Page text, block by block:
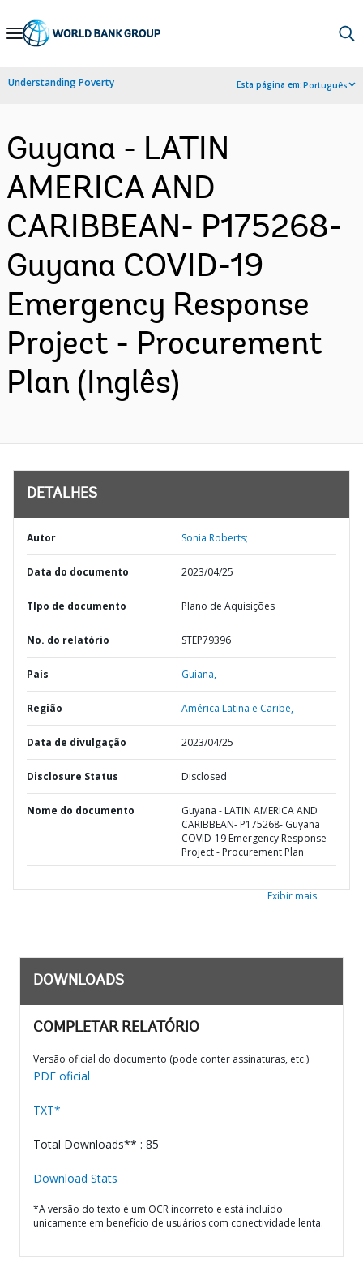
Skip
Navigation
Understanding Poverty Esta página em:Português
Guyana - LATIN
AMERICA AND
CARIBBEAN- P175268-
Guyana COVID-19
Emergency Response
Project - Procurement
Plan (Inglês)
DETALHES
Autor Sonia Roberts;
Data do documento 2023/04/25
TIpo de documento Plano de Aquisições
No. do relatório STEP79396
País Guiana,
Região América Latina e Caribe,
Data de divulgação 2023/04/25
Disclosure Status Disclosed
Nome do documento
Guyana - LATIN AMERICA AND
CARIBBEAN- P175268- Guyana
COVID-19 Emergency Response
Project - Procurement Plan
Exibir mais
DOWNLOADS
COMPLETAR RELATÓRIO
Versão oficial do documento (pode conter assinaturas, etc.)
PDF oficial
TXT*
Total Downloads** : 85
Download Stats
*A versão do texto é um OCR incorreto e está incluído
unicamente em benefício de usuários com conectividade lenta.